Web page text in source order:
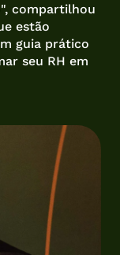
compartilhou
estão
guia prático
seu RH em